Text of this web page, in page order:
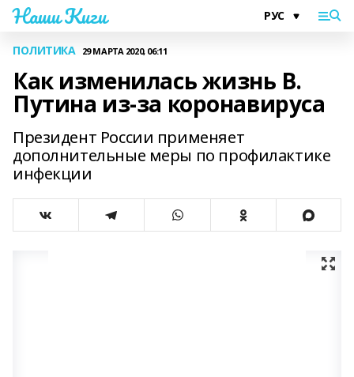
Наши Киги
ПОЛИТИКА 29 МАРТА 2020, 06:11
Как изменилась жизнь В.
Путина из-за коронавируса
Президент России применяет
дополнительные меры по профилактике
инфекции